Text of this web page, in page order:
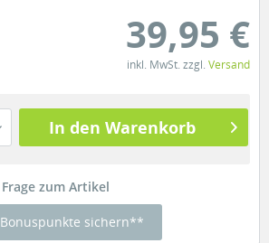
39,95 €
inkl. MwSt. zzgl. Versand
In den Warenkorb
Frage zum Artikel
Bonuspunkte sichern**